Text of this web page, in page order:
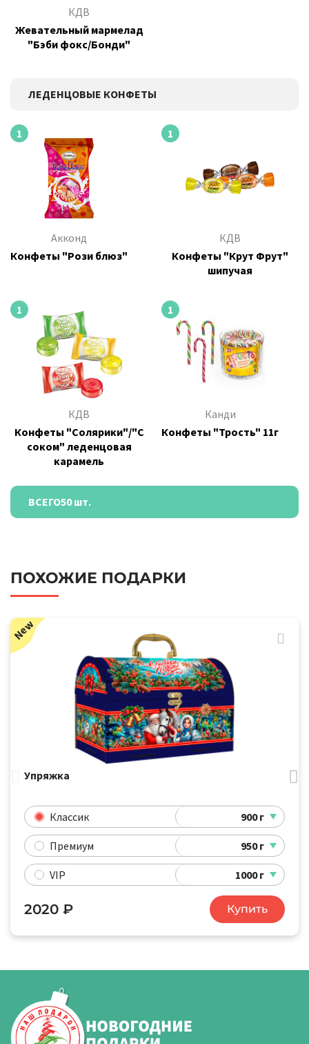
КДВ
Жевательный мармелад
"Бэби фокс/Бонди"
ЛЕДЕНЦОВЫЕ КОНФЕТЫ
1
Акконд
Конфеты "Рози блюз"
1
КДВ
Конфеты "Крут Фрут"
шипучая
1
КДВ
Конфеты "Солярики"/"С
соком" леденцовая
карамель
1
Канди
Конфеты "Трость" 11г
ВСЕГО50 шт.
ПОХОЖИЕ ПОДАРКИ
New
Упряжка
Классик 900 г
Премиум 950 г
VIP 1000 г
2020 ₽ Купить